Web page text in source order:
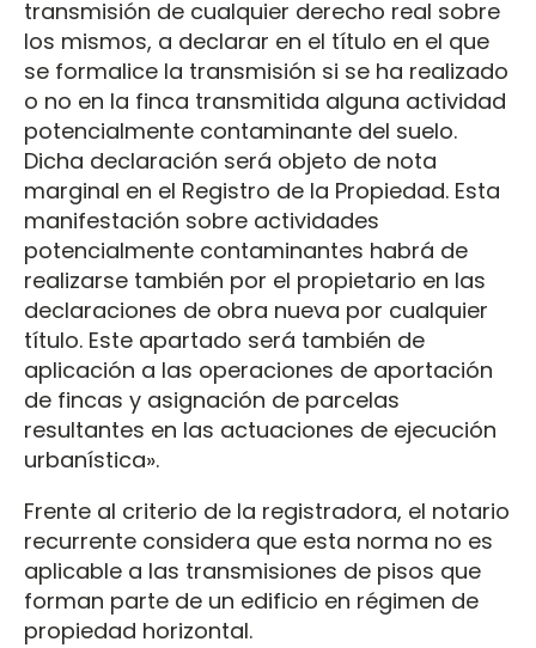
transmisión de cualquier derecho real sobre
los mismos, a declarar en el título en el que
se formalice la transmisión si se ha realizado
o no en la finca transmitida alguna actividad
potencialmente contaminante del suelo.
Dicha declaración será objeto de nota
marginal en el Registro de la Propiedad. Esta
manifestación sobre actividades
potencialmente contaminantes habrá de
realizarse también por el propietario en las
declaraciones de obra nueva por cualquier
título. Este apartado será también de
aplicación a las operaciones de aportación
de fincas y asignación de parcelas
resultantes en las actuaciones de ejecución
urbanística».
Frente al criterio de la registradora, el notario
recurrente considera que esta norma no es
aplicable a las transmisiones de pisos que
forman parte de un edificio en régimen de
propiedad horizontal.